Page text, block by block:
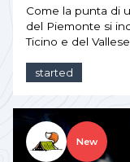
Come la punta di
del Piemonte si
Ticino e del
started
New